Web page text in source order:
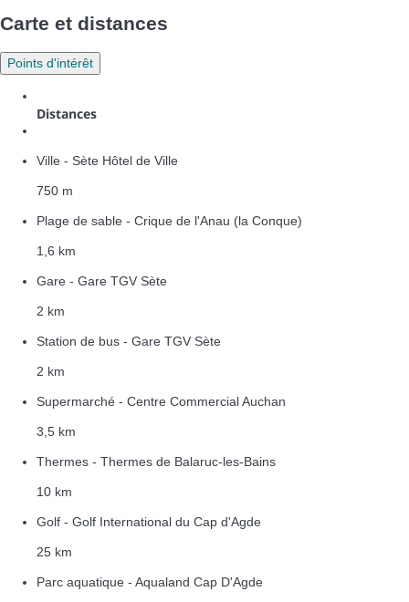
Carte et distances
Points d'intérêt
Distances
Ville - Sète Hôtel de Ville
750 m
Plage de sable - Crique de l'Anau (la Conque)
1,6 km
Gare - Gare TGV Sète
2 km
Station de bus - Gare TGV Sète
2 km
Supermarché - Centre Commercial Auchan
3,5 km
Thermes - Thermes de Balaruc-les-Bains
10 km
Golf - Golf International du Cap d'Agde
25 km
Parc aquatique - Aqualand Cap D'Agde